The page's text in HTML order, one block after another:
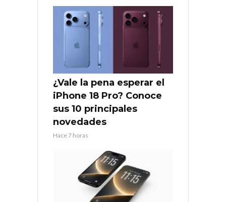
¿Vale la pena esperar el
iPhone 18 Pro? Conoce
sus 10 principales
novedades
Hace 7 horas